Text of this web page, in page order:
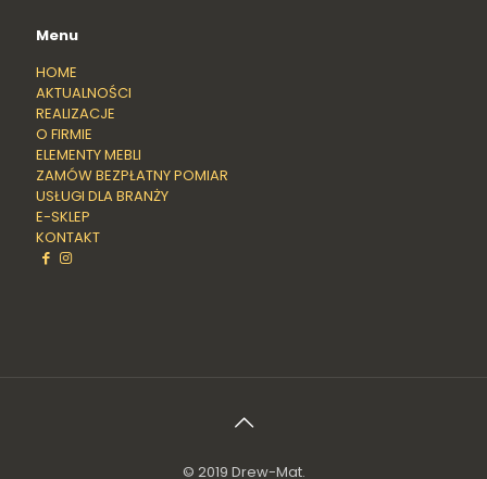
Menu
HOME
AKTUALNOŚCI
REALIZACJE
O FIRMIE
ELEMENTY MEBLI
ZAMÓW BEZPŁATNY POMIAR
USŁUGI DLA BRANŻY
E-SKLEP
KONTAKT
© 2019 Drew-Mat.